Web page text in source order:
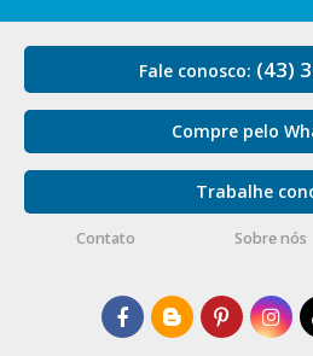
Fale conosco: (43)
Compre pelo
Trabalhe
Contato Sobre nós